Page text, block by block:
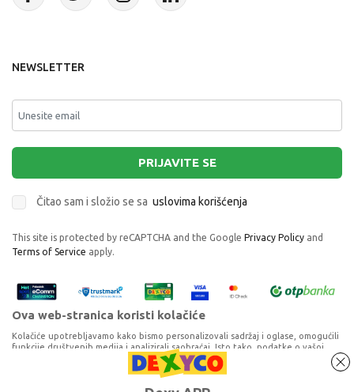
NEWSLETTER
PRIJAVITE SE
Čitao sam i složio se sa uslovima korišćenja
This site is protected by reCAPTCHA and the Google Privacy Policy and
Terms of Service apply.
Ova web-stranica koristi kolačiće
Kolačiće upotrebljavamo kako bismo personalizovali sadržaj i oglase, omogućili
funkcije društvenih medija i analizirali saobraćaj. Isto tako, podatke o vašoj
upotrebi naše web-lokacije delimo s partnerima za društvene medije,
oglašavanje i analizu, a oni ih mogu kombinovati s drugim podacima koje ste im
pružili ili koje su prikupili dok ste upotrebljavali njihove usluge. Nastavkom